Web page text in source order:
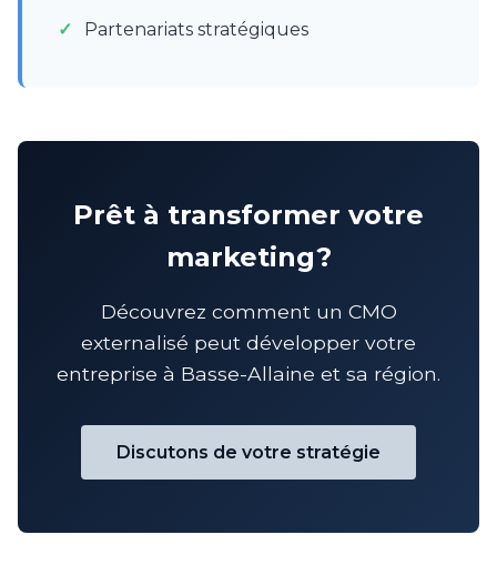
Partenariats stratégiques
Prêt à transformer votre
marketing?
Découvrez comment un CMO
externalisé peut développer votre
entreprise à Basse-Allaine et sa région.
Discutons de votre stratégie